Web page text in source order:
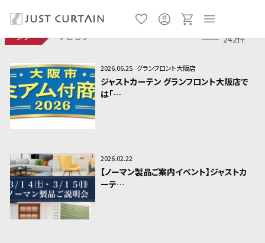
タグ すごもり 242件
2026.06.25 グランフロント大阪店
ジャストカーテン グランフロント大阪店で
は「…
2026.02.22
【ノーマン製品ご案内イベント】ジャストカ
ーテ…